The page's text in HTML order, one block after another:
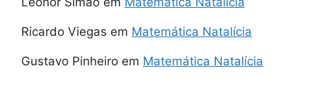
Ricardo Viegas em Matemática Natalícia
Gustavo Pinheiro em Matemática Natalícia